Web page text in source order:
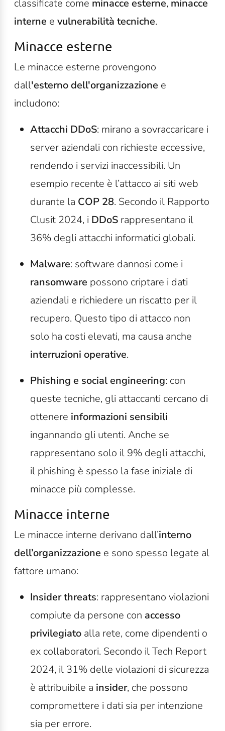
classificate come minacce esterne, minacce
interne e vulnerabilità tecniche.
Minacce esterne
Le minacce esterne provengono
dall'esterno dell'organizzazione e
includono:
Attacchi DDoS: mirano a sovraccaricare i
server aziendali con richieste eccessive,
rendendo i servizi inaccessibili. Un
esempio recente è l’attacco ai siti web
durante la COP 28. Secondo il Rapporto
Clusit 2024, i DDoS rappresentano il
36% degli attacchi informatici globali.
Malware: software dannosi come i
ransomware possono criptare i dati
aziendali e richiedere un riscatto per il
recupero. Questo tipo di attacco non
solo ha costi elevati, ma causa anche
interruzioni operative.
Phishing e social engineering: con
queste tecniche, gli attaccanti cercano di
ottenere informazioni sensibili
ingannando gli utenti. Anche se
rappresentano solo il 9% degli attacchi,
il phishing è spesso la fase iniziale di
minacce più complesse.
Minacce interne
Le minacce interne derivano dall’interno
dell’organizzazione e sono spesso legate al
fattore umano:
Insider threats: rappresentano violazioni
compiute da persone con accesso
privilegiato alla rete, come dipendenti o
ex collaboratori. Secondo il Tech Report
2024, il 31% delle violazioni di sicurezza
è attribuibile a insider, che possono
compromettere i dati sia per intenzione
sia per errore.